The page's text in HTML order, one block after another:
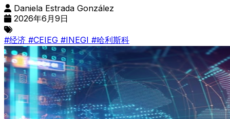
Daniela Estrada González
2026年6月9日
#经济 #CEIEG #INEGI #哈利斯科